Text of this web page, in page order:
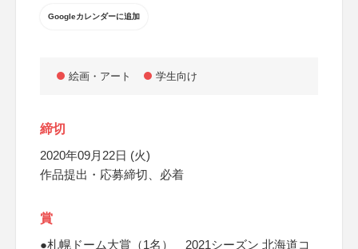
Googleカレンダーに追加
絵画・アート 学生向け
締切
2020年09月22日 (火)
作品提出・応募締切、必着
賞
●札幌ドーム大賞（1名） 2021シーズン 北海道コ